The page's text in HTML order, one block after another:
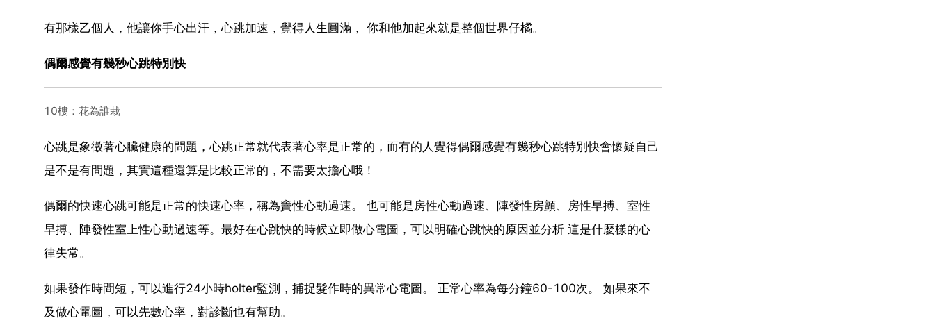
有那樣乙個人，他讓你手心出汗，心跳加速，覺得人生圓滿， 你和他加起來就是整個世界仔橘。
偶爾感覺有幾秒心跳特別快
10樓：花為誰栽
心跳是象徵著心臟健康的問題，心跳正常就代表著心率是正常的，而有的人覺得偶爾感覺有幾秒心跳特別快會懷疑自己
是不是有問題，其實這種還算是比較正常的，不需要太擔心哦！
偶爾的快速心跳可能是正常的快速心率，稱為竇性心動過速。 也可能是房性心動過速、陣發性房顫、房性早搏、室性
早搏、陣發性室上性心動過速等。最好在心跳快的時候立即做心電圖，可以明確心跳快的原因並分析 這是什麼樣的心
律失常。
如果發作時間短，可以進行24小時holter監測，捕捉髮作時的異常心電圖。 正常心率為每分鐘60-100次。 如果來不
及做心電圖，可以先數心率，對診斷也有幫助。